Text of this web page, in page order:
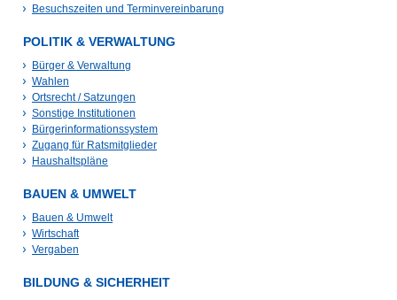
Besuchszeiten und Terminvereinbarung
POLITIK & VERWALTUNG
Bürger & Verwaltung
Wahlen
Ortsrecht / Satzungen
Sonstige Institutionen
Bürgerinformationssystem
Zugang für Ratsmitglieder
Haushaltspläne
BAUEN & UMWELT
Bauen & Umwelt
Wirtschaft
Vergaben
BILDUNG & SICHERHEIT